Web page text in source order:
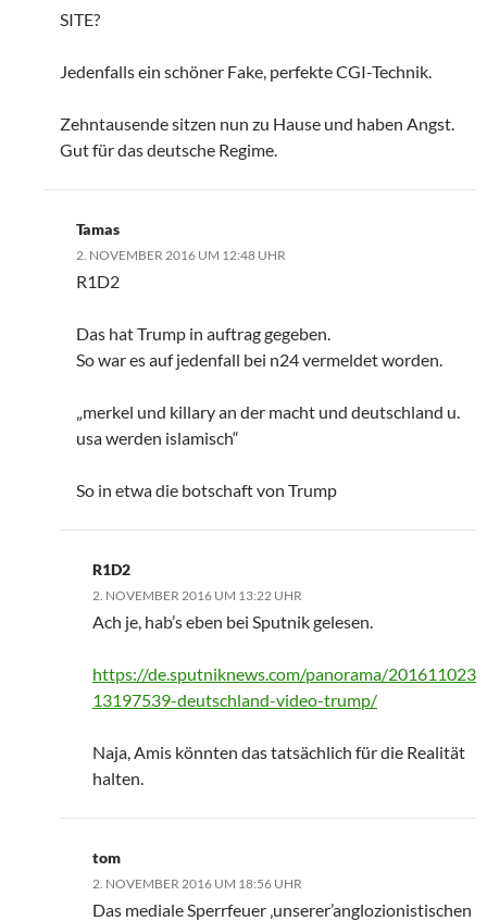
SITE?
Jedenfalls ein schöner Fake, perfekte CGI-Technik.
Zehntausende sitzen nun zu Hause und haben Angst.
Gut für das deutsche Regime.
Tamas
2. NOVEMBER 2016 UM 12:48 UHR
R1D2
Das hat Trump in auftrag gegeben.
So war es auf jedenfall bei n24 vermeldet worden.
„merkel und killary an der macht und deutschland u.
usa werden islamisch“
So in etwa die botschaft von Trump
R1D2
2. NOVEMBER 2016 UM 13:22 UHR
Ach je, hab’s eben bei Sputnik gelesen.
https://de.sputniknews.com/panorama/201611023
13197539-deutschland-video-trump/
Naja, Amis könnten das tatsächlich für die Realität
halten.
tom
2. NOVEMBER 2016 UM 18:56 UHR
Das mediale Sperrfeuer ‚unserer’anglozionistischen